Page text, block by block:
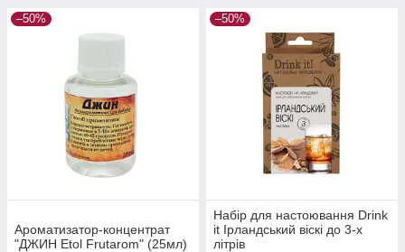
–50%
Ароматизатор-концентрат
"ДЖИН Etol Frutarom" (25мл)
–50%
Набір для настоювання Drink
it Ірландський віскі до 3-х
літрів